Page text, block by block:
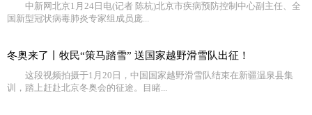
中新网北京1月24日电(记者 陈杭)北京市疾病预防控制中心副主任、全
国新型冠状病毒肺炎专家组成员庞...
冬奥来了丨牧民“策马踏雪” 送国家越野滑雪队出征！
这段视频拍摄于1月20日，中国国家越野滑雪队结束在新疆温泉县集
训，踏上赶赴北京冬奥会的征途。目睹...